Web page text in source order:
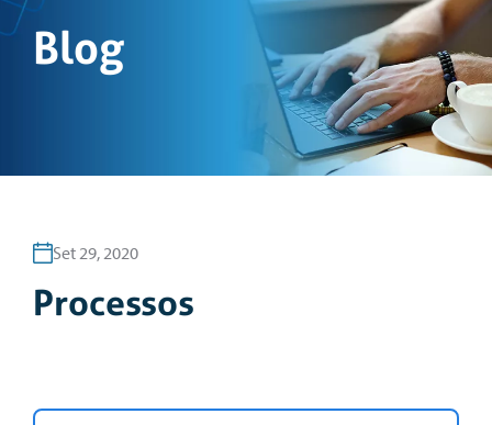
Blog
Set 29, 2020
Processos